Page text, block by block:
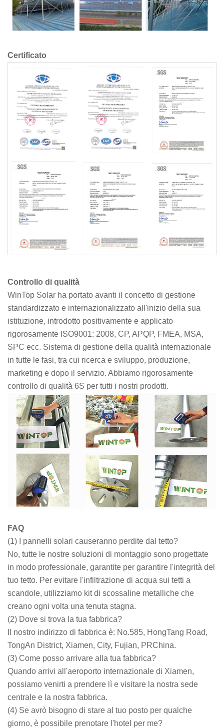
Certificato
Controllo di qualità
WinTop Solar ha portato avanti il ​​​​concetto di gestione
standardizzato e internazionalizzato all'inizio della sua
istituzione, introdotto positivamente e applicato
rigorosamente ISO9001: 2008, CP, APQP, FMEA, MSA,
SPC ecc. Sistema di gestione della qualità internazionale
in tutte le fasi, tra cui ricerca e sviluppo, produzione,
marketing e dopo il servizio. Abbiamo rigorosamente
controllo di qualità 6S per tutti i nostri prodotti.
FAQ
(1) I pannelli solari causeranno perdite dal tetto?
No, tutte le nostre soluzioni di montaggio sono progettate
in modo professionale, garantite per garantire l'integrità del
tuo tetto. Per evitare l'infiltrazione di acqua sui tetti a
scandole, utilizziamo kit di scossaline metalliche che
creano ogni volta una tenuta stagna.
(2) Dove si trova la tua fabbrica?
Il nostro indirizzo di fabbrica è: No.585, HongTang Road,
TongAn District, Xiamen, City, Fujian, PRChina.
(3) Come posso arrivare alla tua fabbrica?
Quando arrivi all'aeroporto internazionale di Xiamen,
possiamo venirti a prendere lì e visitare la nostra sede
centrale e la nostra fabbrica.
(4) Se avrò bisogno di stare al tuo posto per qualche
giorno, è possibile prenotare l'hotel per me?